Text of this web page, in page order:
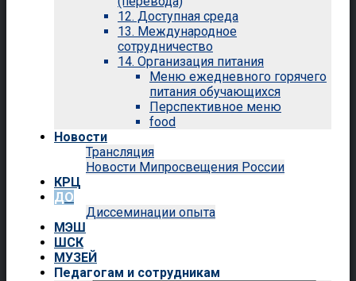
12. Доступная среда
13. Международное
сотрудничество
14. Организация питания
Меню ежедневного горячего
питания обучающихся
Перспективное меню
food
Новости
Трансляция
Новости Мипросвещения России
КРЦ
ДО
Диссеминации опыта
МЭШ
ШСК
МУЗЕЙ
Педагогам и сотрудникам